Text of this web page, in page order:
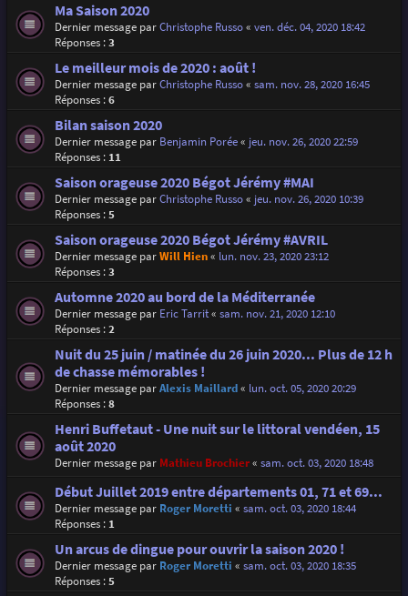
Ma Saison 2020
Dernier message parChristophe Russo« ven. déc. 04, 2020 18:42
Réponses :3
Le meilleur mois de 2020 : août !
Dernier message parChristophe Russo« sam. nov. 28, 2020 16:45
Réponses :6
Bilan saison 2020
Dernier message par Benjamin Porée« jeu. nov. 26, 2020 22:59
Réponses : 11
Saison orageuse 2020 Bégot Jérémy #MAI
Dernier message parChristophe Russo« jeu. nov. 26, 2020 10:39
Réponses :5
Saison orageuse 2020 Bégot Jérémy #AVRIL
Dernier message parWill Hien« lun. nov. 23, 2020 23:12
Réponses :3
Automne 2020 au bord de la Méditerranée
Dernier message par Eric Tarrit« sam. nov. 21, 2020 12:10
Réponses :2
Nuit du 25 juin / matinée du 26 juin 2020... Plus de 12 h
de chasse mémorables !
Dernier message parAlexis Maillard« lun. oct. 05, 2020 20:29
Réponses :8
Henri Buffetaut - Une nuit sur le littoral vendéen, 15
août 2020
Dernier message par Mathieu Brochier« sam. oct. 03, 2020 18:48
Début Juillet 2019 entre départements 01, 71 et 69...
Dernier message par Roger Moretti « sam. oct. 03, 2020 18:44
Réponses : 1
Un arcus de dingue pour ouvrir la saison 2020 !
Dernier message par Roger Moretti « sam. oct. 03, 2020 18:35
Réponses :5